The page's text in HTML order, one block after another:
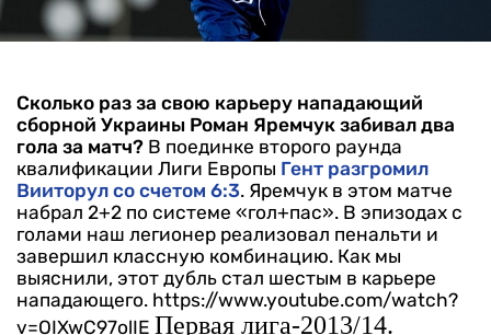
Сколько раз за свою карьеру нападающий
сборной Украины Роман Яремчук забивал два
гола за матч? В поединке второго раунда
квалификации Лиги Европы Гент разгромил
Вииторул со счетом 6:3. Яремчук в этом матче
набрал 2+2 по системе «гол+пас». В эпизодах с
голами наш легионер реализовал пенальти и
завершил классную комбинацию. Как мы
выяснили, этот дубль стал шестым в карьере
нападающего. https://www.youtube.com/watch?
v=OIXwC97olIE Первая лига-2013/14.